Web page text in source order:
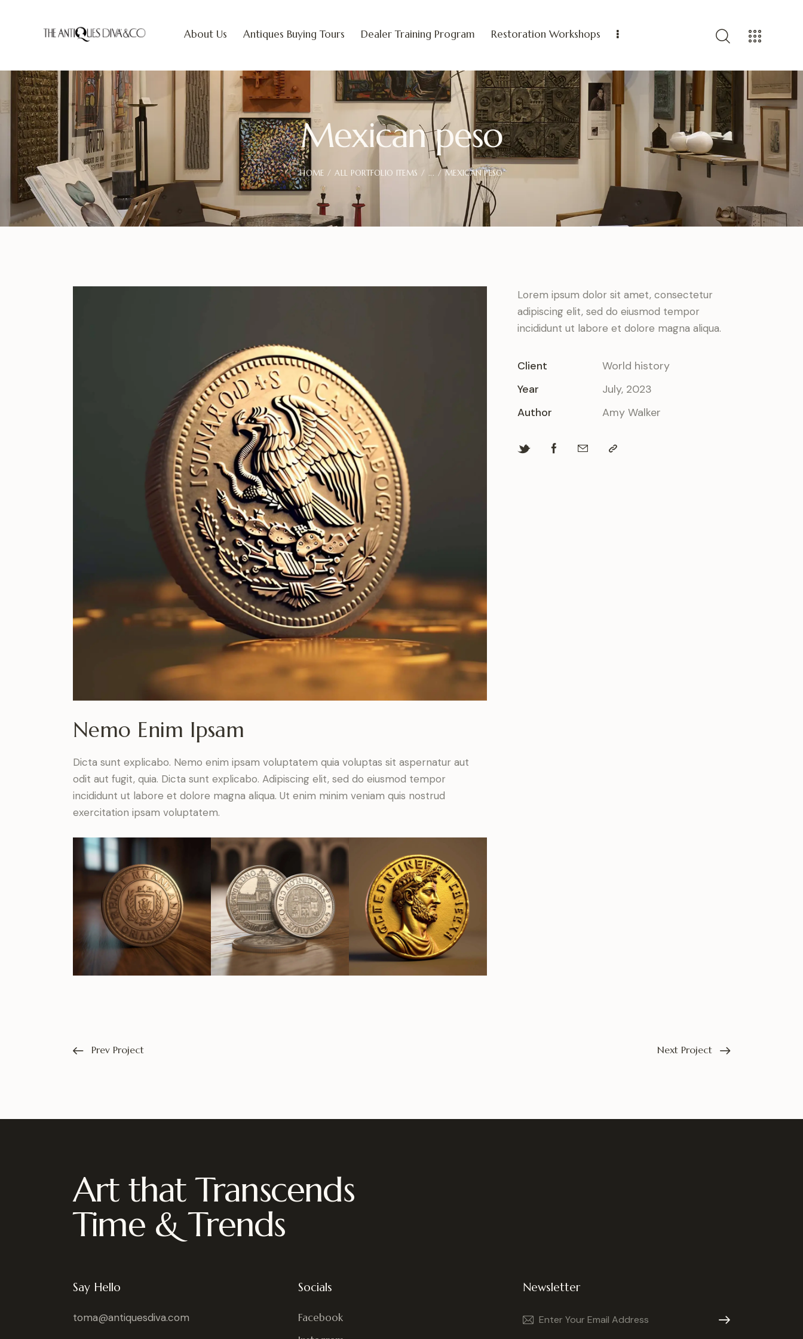
About Us Antiques Buying Tours Dealer Training Program Restoration Workshops
Mexican peso
HOME ALL PORTFOLIO ITEMS ... MEXICAN PESO
Nemo Enim Ipsam
Dicta sunt explicabo. Nemo enim ipsam voluptatem quia voluptas sit aspernatur aut
odit aut fugit, quia. Dicta sunt explicabo. Adipiscing elit, sed do eiusmod tempor
incididunt ut labore et dolore magna aliqua. Ut enim minim veniam quis nostrud
exercitation ipsam voluptatem.
Lorem ipsum dolor sit amet, consectetur
adipiscing elit, sed do eiusmod tempor
incididunt ut labore et dolore magna aliqua.
Client
World history
Year
July, 2023
Author
Amy Walker
Prev Project Next Project
Art that Transcends
Time & Trends
Say Hello
toma@antiquesdiva.com
Socials
Facebook
Newsletter
Subscribe